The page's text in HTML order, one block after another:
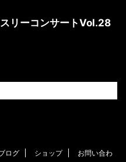
リーコンサートVol.28
ログ ショップ
お問い合わ